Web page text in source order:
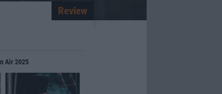
Review
Air 2025